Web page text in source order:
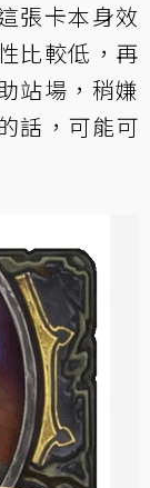
張卡本身效
比較低，再
站場，稍嫌
話，可能可